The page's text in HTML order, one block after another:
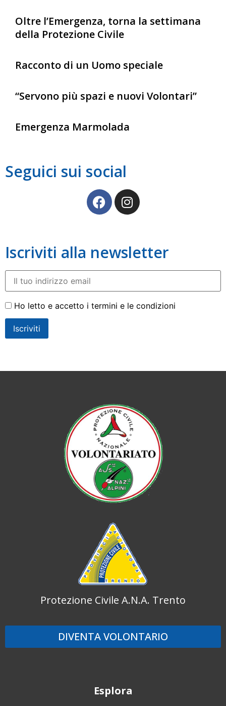
Oltre l’Emergenza, torna la settimana
della Protezione Civile
Racconto di un Uomo speciale
“Servono più spazi e nuovi Volontari”
Emergenza Marmolada
Seguici sui social
Iscriviti alla newsletter
Ho letto e accetto i termini e le condizioni
Protezione Civile A.N.A. Trento
DIVENTA VOLONTARIO
Esplora